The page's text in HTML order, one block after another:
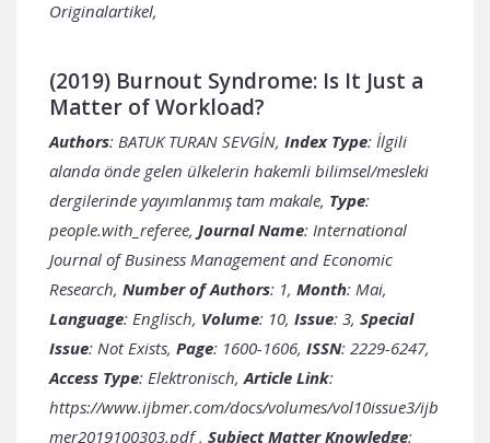
Originalartikel,
(2019) Burnout Syndrome: Is It Just a
Matter of Workload?
Authors: BATUK TURAN SEVGİN, Index Type: İlgili
alanda önde gelen ülkelerin hakemli bilimsel/mesleki
dergilerinde yayımlanmış tam makale, Type:
people.with_referee, Journal Name: International
Journal of Business Management and Economic
Research, Number of Authors: 1, Month: Mai,
Language: Englisch, Volume: 10, Issue: 3, Special
Issue: Not Exists, Page: 1600-1606, ISSN: 2229-6247,
Access Type: Elektronisch, Article Link:
https://www.ijbmer.com/docs/volumes/vol10issue3/ijb
mer2019100303.pdf, Subject Matter Knowledge: